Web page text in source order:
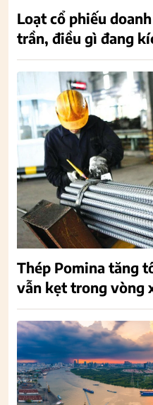
Loạt cổ phiếu
trần, điều gì đang
Thép Pomina tăng
vẫn kẹt trong vòng